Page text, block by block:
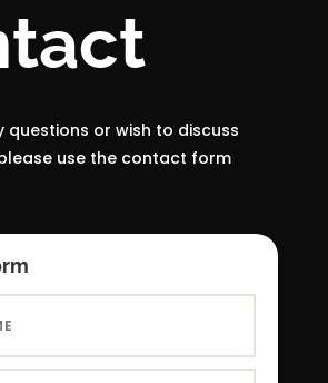
questions or wish to discuss
use the contact form